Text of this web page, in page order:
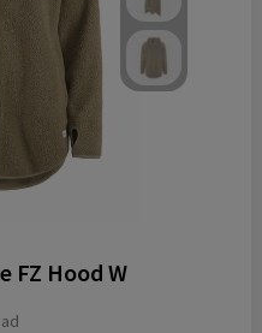
FZ Hood W